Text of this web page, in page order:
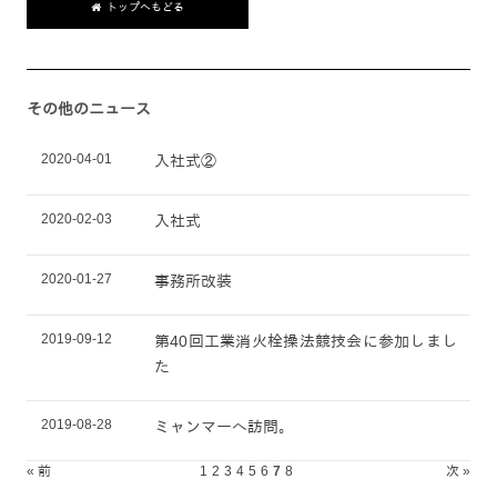
トップへもどる
その他のニュース
2020-04-01 入社式②
2020-02-03 入社式
2020-01-27 事務所改装
2019-09-12
第40回工業消火栓操法競技会に参加しまし
た
2019-08-28 ミャンマーへ訪問。
« 前 1 2 3 4 5 6 7 8 次 »